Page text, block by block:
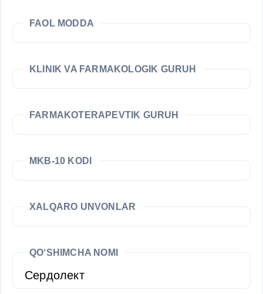
FAOL MODDA
KLINIK VA FARMAKOLOGIK GURUH
FARMAKOTERAPEVTIK GURUH
MKB-10 KODI
XALQARO UNVONLAR
QO‘SHIMCHA NOMI
Сердолект